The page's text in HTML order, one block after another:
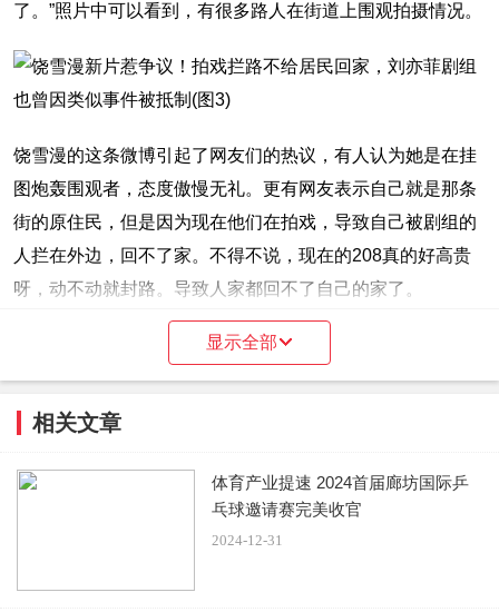
了。”照片中可以看到，有很多路人在街道上围观拍摄情况。
饶雪漫的这条微博引起了网友们的热议，有人认为她是在挂
图炮轰围观者，态度傲慢无礼。更有网友表示自己就是那条
街的原住民，但是因为现在他们在拍戏，导致自己被剧组的
人拦在外边，回不了家。不得不说，现在的208真的好高贵
呀，动不动就封路。导致人家都回不了自己的家了。
从网友的吐槽来看，明明是剧组拍戏导致当地人不方便，现
倒置的操作，还真是牛呀！估计她也是发出来，想让这些剧
显示全部
相关文章
体育产业提速 2024首届廊坊国际乒
乓球邀请赛完美收官
2024-12-31